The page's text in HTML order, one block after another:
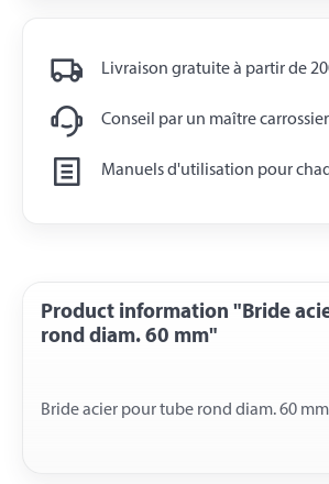
Livraison gratuite à partir de
Conseil par un maître carrossier
Manuels d'utilisation pour
Product information "Bride
rond diam. 60 mm"